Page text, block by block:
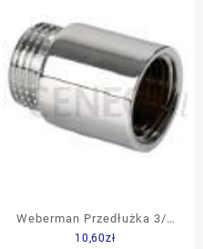
Weberman Przedłużka 3/4
x20mm chromowana gw/gz
10,60zł